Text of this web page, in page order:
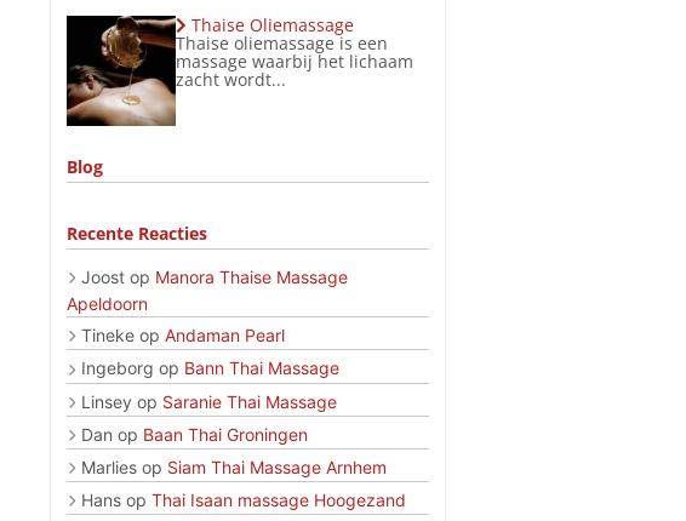
Thaise Oliemassage
Thaise oliemassage is een
massage waarbij het lichaam
zacht wordt...
Blog
Recente Reacties
Joostop Manora Thaise Massage
Apeldoorn
Tinekeop Andaman Pearl
Ingeborg op Bann Thai Massage
Linsey op Saranie Thai Massage
Dan op Baan Thai Groningen
Marliesop Siam Thai Massage Arnhem
Hansop Thai Isaan massage Hoogezand